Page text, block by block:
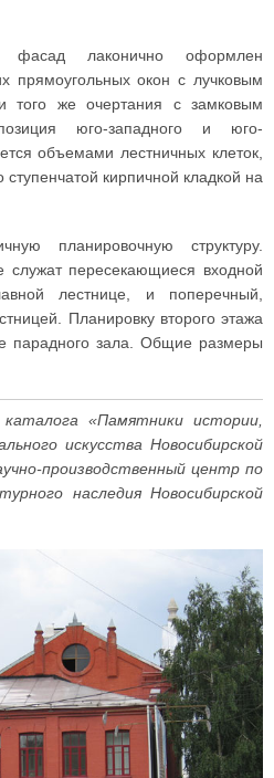
фасад лаконично оформлен
прямоугольных окон с лучковым
того же очертания с замковым
юго-западного и юго-
объемами лестничных клеток,
кирпичной кладкой на
планировочную структуру.
пересекающиеся входной
лестнице, и поперечный,
Планировку второго этажа
парадного зала. Общие размеры
«Памятники истории,
искусства Новосибирской
производственный центр по
наследия Новосибирской